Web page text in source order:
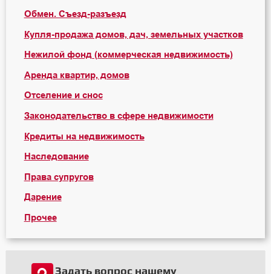
Обмен. Съезд-разъезд
Купля-продажа домов, дач, земельных участков
Нежилой фонд (коммерческая недвижимость)
Аренда квартир, домов
Отселение и снос
Законодательство в сфере недвижимости
Кредиты на недвижимость
Наследование
Права супругов
Дарение
Прочее
Задать вопрос нашему